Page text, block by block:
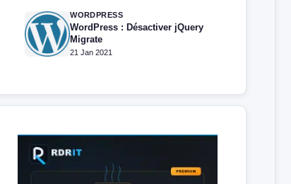
WORDPRESS
WordPress : Désactiver jQuery
Migrate
21 Jan 2021